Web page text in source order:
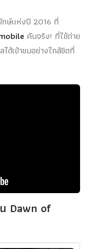
ษ์แห่งปี 2016 ที่
คันจริง! ที่ใช้ถ่าย
ด้เข้าชมอย่างใกล้ชิดที่
Dawn of